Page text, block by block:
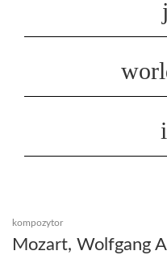
kompozytor
Mozart, Wolfgang